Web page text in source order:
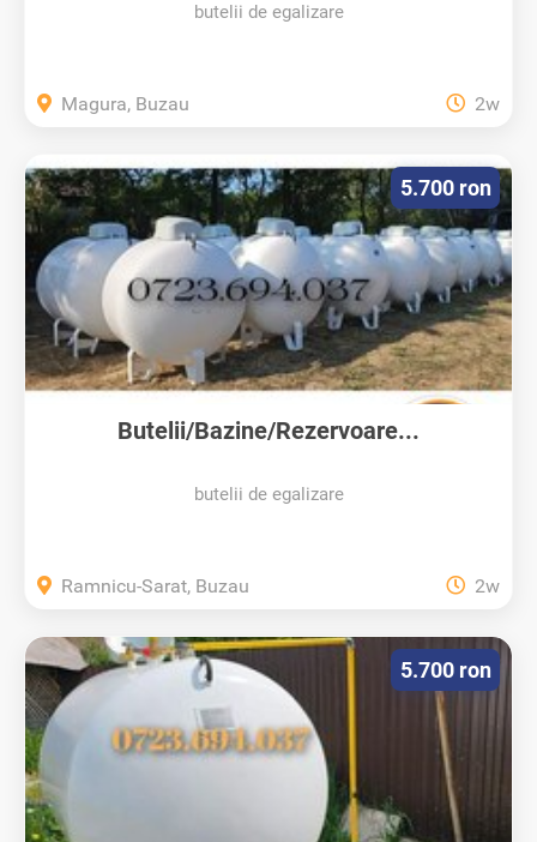
butelii de egalizare
Magura, Buzau 2w
Butelii/Bazine/Rezervoare...
butelii de egalizare
5.700 ron
Ramnicu-Sarat, Buzau 2w
5.700 ron